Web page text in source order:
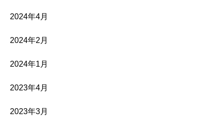
2024年4月
2024年2月
2024年1月
2023年4月
2023年3月